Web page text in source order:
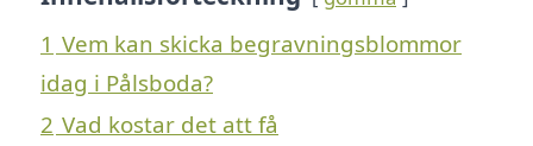
1 Vem kan skicka begravningsblommor
idag i Pålsboda?
2 Vad kostar det att få